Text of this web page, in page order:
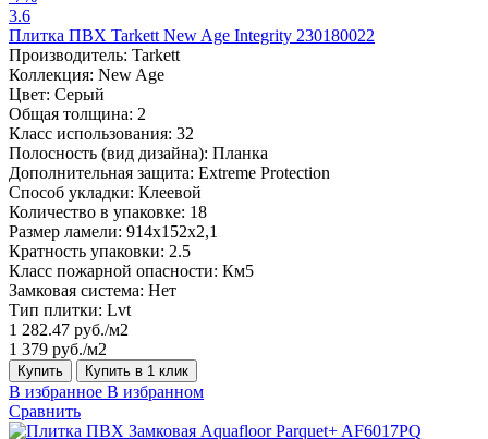
3.6
Плитка ПВХ Tarkett New Age Integrity 230180022
Производитель: Tarkett
Коллекция: New Age
Цвет: Серый
Общая толщина: 2
Класс использования: 32
Полосность (вид дизайна): Планка
Дополнительная защита: Extreme Protection
Способ укладки: Клеевой
Количество в упаковке: 18
Размер ламели: 914x152x2,1
Кратность упаковки: 2.5
Класс пожарной опасности: Км5
Замковая система: Нет
Тип плитки: Lvt
1 282.47 руб./м2
1 379 руб./м2
Купить Купить в 1 клик
В избранное В избранном
Сравнить